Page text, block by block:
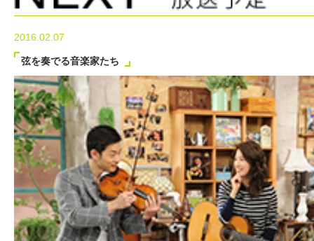
2016.02.07
弦を奏でる音楽家たち